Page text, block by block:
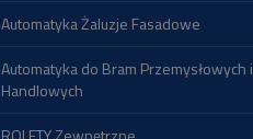
Automatyka Żaluzje Fasadowe
Automatyka do Bram Przemysłowych i
Handlowych